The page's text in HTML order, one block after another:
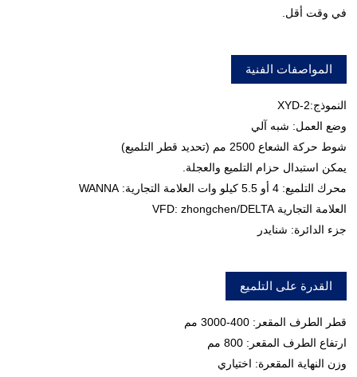
في وقت أقل.
المواصفات الفنية
النموذج:XYD-2
وضع العمل: شبه آلي
شوط حركة الشعاع 2500 مم (تحديد قطر التلميع)
يمكن استبدال حزام التلميع والعجلة.
محرك التلميع: 4 أو 5.5 كيلو وات العلامة التجارية: WANNA
العلامة التجارية VFD: zhongchen/DELTA
جزء الدائرة: شنايدر
القدرة على التلميع
قطر الطرف المقعر: 400-3000 مم
ارتفاع الطرف المقعر: 800 مم
وزن النهاية المقعرة: اختياري